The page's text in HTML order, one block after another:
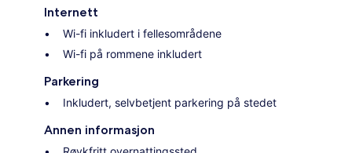
Internett
Wi-fi inkludert i fellesområdene
Wi-fi på rommene inkludert
Parkering
Inkludert, selvbetjent parkering på stedet
Annen informasjon